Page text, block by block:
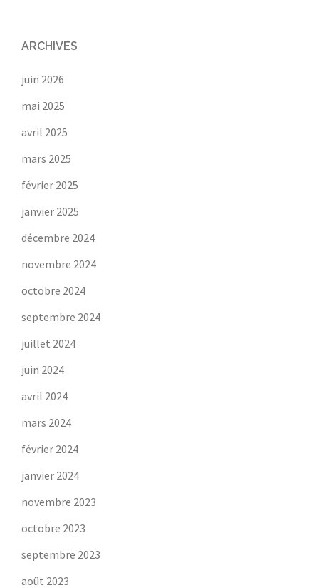
ARCHIVES
juin 2026
mai 2025
avril 2025
mars 2025
février 2025
janvier 2025
décembre 2024
novembre 2024
octobre 2024
septembre 2024
juillet 2024
juin 2024
avril 2024
mars 2024
février 2024
janvier 2024
novembre 2023
octobre 2023
septembre 2023
août 2023